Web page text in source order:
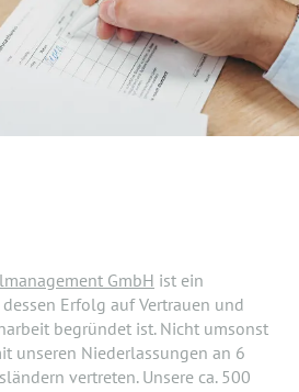
GmbH ist ein
Erfolg auf Vertrauen und
begründet ist. Nicht umsonst
unseren Niederlassungen an 6
vertreten. Unsere ca. 500